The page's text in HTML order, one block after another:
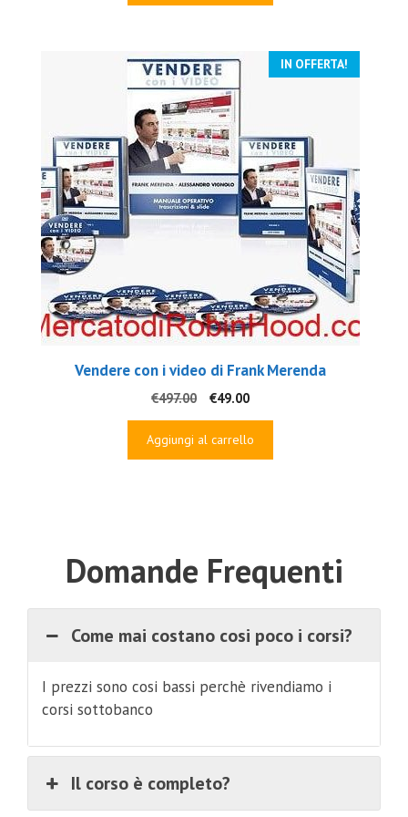
IN OFFERTA!
Vendere con i video di Frank Merenda
€497.00
Il
originale
€49.00Il
attuale
Aggiungi al carrello
Domande Frequenti
Come mai costano cosi poco i corsi?
I prezzi sono cosi bassi perchè rivendiamo i
corsi sottobanco
Il corso è completo?